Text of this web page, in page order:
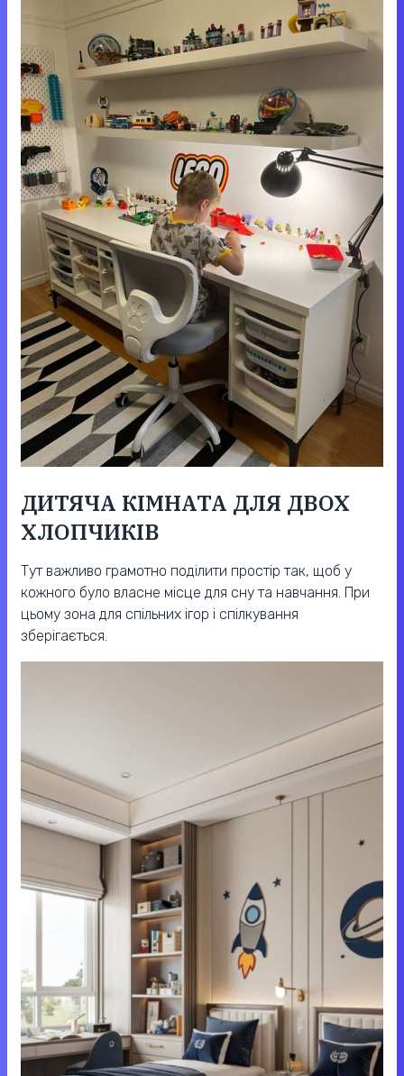
ДИТЯЧА КІМНАТА ДЛЯ ДВОХ
ХЛОПЧИКІВ
Тут важливо грамотно поділити простір так, щоб у
кожного було власне місце для сну та навчання. При
цьому зона для спільних ігор і спілкування
зберігається.